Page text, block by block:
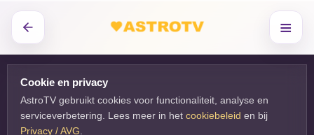
≡
Cookie en privacy
AstroTV gebruikt cookies voor functionaliteit, analyse en
serviceverbetering. Lees meer in het cookiebeleid en bij
Privacy / AVG